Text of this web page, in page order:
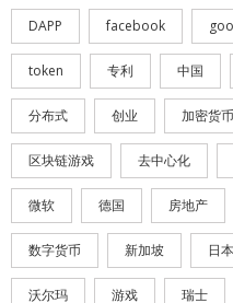
DAPP facebook
token 专利 中国
分布式 创业 加密货币
区块链游戏 去中心化
微软 德国 房地产
数字货币 新加坡 日本
沃尔玛 游戏 瑞士